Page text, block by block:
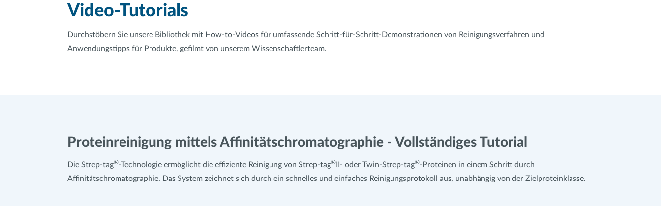
Video-Tutorials
Durchstöbern Sie unsere Bibliothek mit How-to-Videos für umfassende Schritt-für-Schritt-Demonstrationen von Reinigungsverfahren und
Anwendungstipps für Produkte, gefilmt von unserem Wissenschaftlerteam.
Proteinreinigung mittels Affinitätschromatographie - Vollständiges Tutorial
Die Strep-tag®-Technologie ermöglicht die effiziente Reinigung von Strep-tag® II- oder Twin-Strep-tag®-Proteinen in einem Schritt durch
Affinitätschromatographie. Das System zeichnet sich durch ein schnelles und einfaches Reinigungsprotokoll aus, unabhängig von der Zielproteinklasse.